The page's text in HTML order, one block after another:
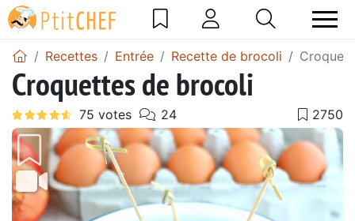
Recettes Entrée Recette de brocoli
Croquettes de brocoli